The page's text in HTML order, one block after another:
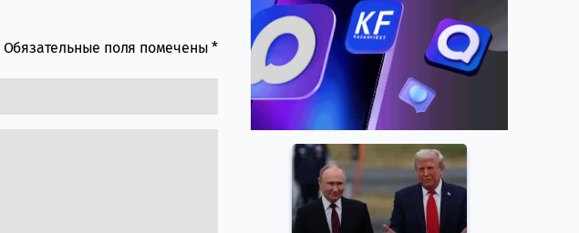
Обязательные поля помечены*